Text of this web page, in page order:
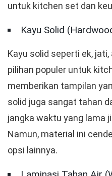
untuk kitchen set dan
Kayu Solid
Kayu solid seperti ek,
pilihan populer untuk
memberikan tampilan
solid juga sangat tahan
jangka waktu yang lama
Namun, material ini
opsi lainnya.